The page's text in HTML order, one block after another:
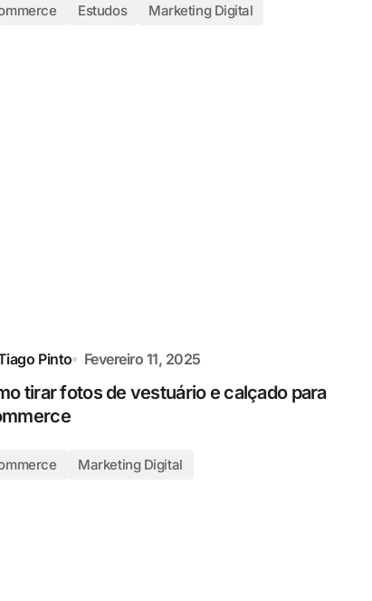
Estudos Marketing Digital
Pinto Fevereiro 11, 2025
tirar fotos de vestuário e calçado para
Marketing Digital